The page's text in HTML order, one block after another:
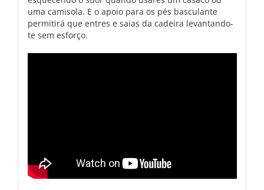
uma camisola. E o apoio para os pés basculante
permitirá que entres e saias da cadeira levantando-
te sem esforço.